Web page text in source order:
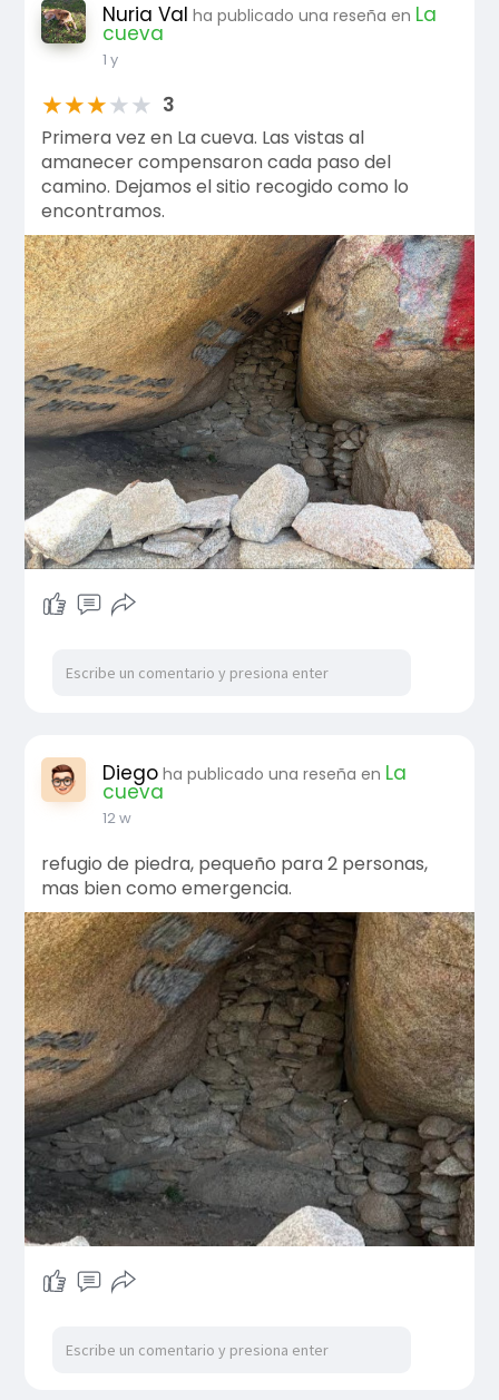
Nuria Val ha publicado una reseña en La
cueva
1 y
★★★★★ 3
Primera vez en La cueva. Las vistas al
amanecer compensaron cada paso del
camino. Dejamos el sitio recogido como lo
encontramos.
Diego ha publicado una reseña en La
cueva
12 w
refugio de piedra, pequeño para 2 personas,
mas bien como emergencia.